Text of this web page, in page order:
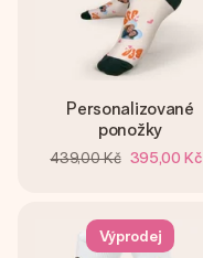
Personalizované
ponožky
439,00 Kč 395,00 Kč
Výprodej